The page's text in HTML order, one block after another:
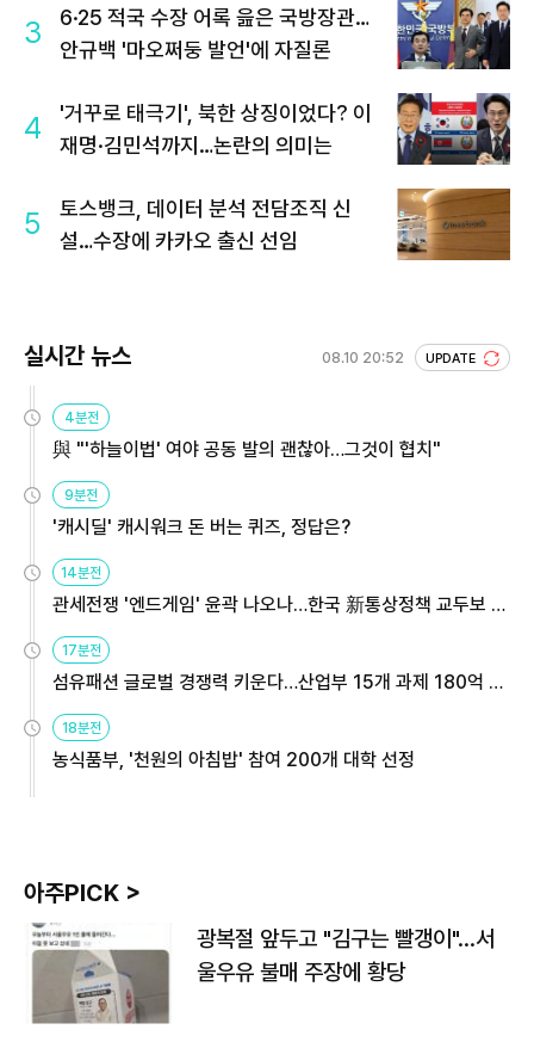
3
6·25 적국 수장 어록 읊은 국방장관…
안규백 '마오쩌둥 발언'에 자질론
4
'거꾸로 태극기', 북한 상징이었다? 이
재명·김민석까지…논란의 의미는
5
토스뱅크, 데이터 분석 전담조직 신
설…수장에 카카오 출신 선임
실시간 뉴스 08.10 20:52 UPDATE
4분전
與 "'하늘이법' 여야 공동 발의 괜찮아…그것이 협치"
9분전
'캐시딜' 캐시워크 돈 버는 퀴즈, 정답은?
14분전
관세전쟁 '엔드게임' 윤곽 나오나…한국 新통상정책 교두보 활
17분전
섬유패션 글로벌 경쟁력 키운다…산업부 15개 과제 180억 지
18분전
농식품부, '천원의 아침밥' 참여 200개 대학 선정
아주PICK >
광복절 앞두고 "김구는 빨갱이"…서
울우유 불매 주장에 황당